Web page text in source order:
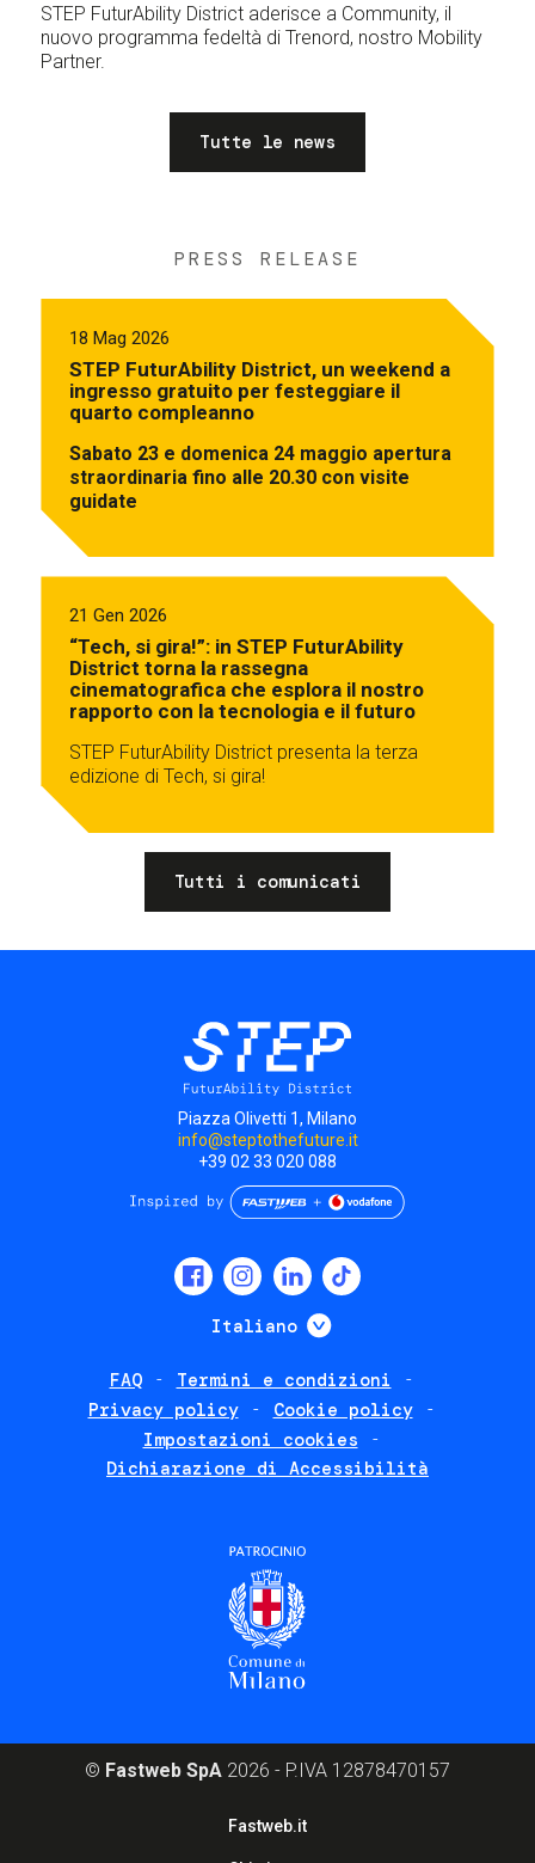
STEP FuturAbility District aderisce a Community, il
nuovo programma fedeltà di Trenord, nostro Mobility
Partner.
Tutte le news
PRESS RELEASE
18 Mag 2026
STEP FuturAbility District, un weekend a
ingresso gratuito per festeggiare il
quarto compleanno
Sabato 23 e domenica 24 maggio apertura
straordinaria fino alle 20.30 con visite
guidate
21 Gen 2026
“Tech, si gira!”: in STEP FuturAbility
District torna la rassegna
cinematografica che esplora il nostro
rapporto con la tecnologia e il futuro
STEP FuturAbility District presenta la terza
edizione di Tech, si gira!
Tutti i comunicati
Piazza Olivetti 1, Milano
info@steptothefuture.it
+39 02 33 020 088
Italiano Mostra ulteriori
FAQ
Termini e condizioni
Privacy policy
Cookie policy
Impostazioni cookies
Dichiarazione di Accessibilità
© Fastweb SpA 2026 - P.IVA 12878470157
Fastweb.it